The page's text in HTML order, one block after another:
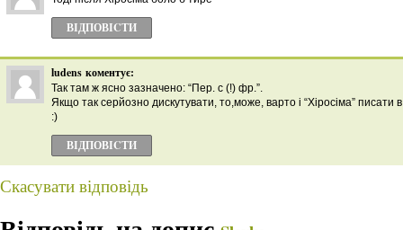
ВІДПОВІCТИ
ludens коментує:
Так там ж ясно зазначено: “Пер. с (!) фр.”.
Якщо так серйозно дискутувати, то,може, варто і “Хіросіма” писати в
:)
ВІДПОВІCТИ
Скасувати відповідь